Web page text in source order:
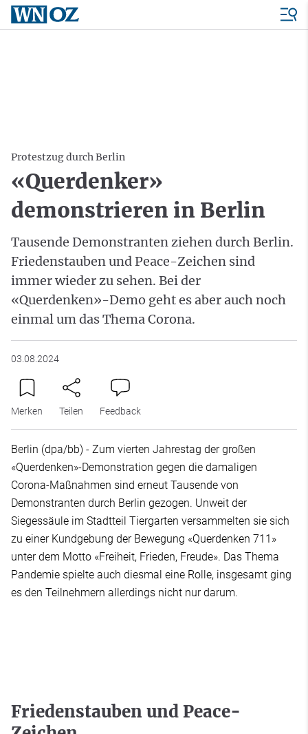
Protestzug durch Berlin
«Querdenker»
demonstrieren in Berlin
Tausende Demonstranten ziehen durch Berlin.
Friedenstauben und Peace-Zeichen sind
immer wieder zu sehen. Bei der
«Querdenken»-Demo geht es aber auch noch
einmal um das Thema Corona.
03.08.2024
Merken Teilen Feedback
Berlin (dpa/bb) - Zum vierten Jahrestag der großen
«Querdenken»-Demonstration gegen die damaligen
Corona-Maßnahmen sind erneut Tausende von
Demonstranten durch Berlin gezogen. Unweit der
Siegessäule im Stadtteil Tiergarten versammelten sie sich
zu einer Kundgebung der Bewegung «Querdenken 711»
unter dem Motto «Freiheit, Frieden, Freude». Das Thema
Pandemie spielte auch diesmal eine Rolle, insgesamt ging
es den Teilnehmern allerdings nicht nur darum.
Friedenstauben und Peace-